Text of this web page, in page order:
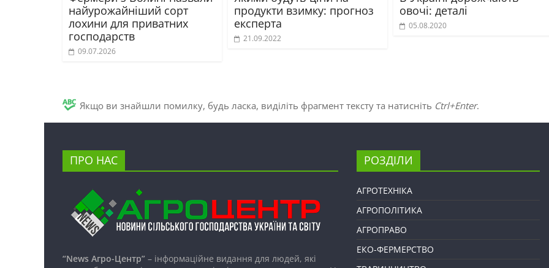
найурожайніший сорт
лохини для приватних
господарств
09.07.2026
продукти взимку: прогноз
експерта
21.09.2022
овочі: деталі
05.08.2020
Якщо ви знайшли помилку, будь ласка, виділіть фрагмент тексту та натисніть Ctrl+Enter.
ПРО НАС
“News Агро-Центр” – інформаційне видання для людей, які
РОЗДІЛИ
АГРОТЕХНІКА
АГРОПОЛІТИКА
АГРОПРАВО
ЕКО-ФЕРМЕРСТВО